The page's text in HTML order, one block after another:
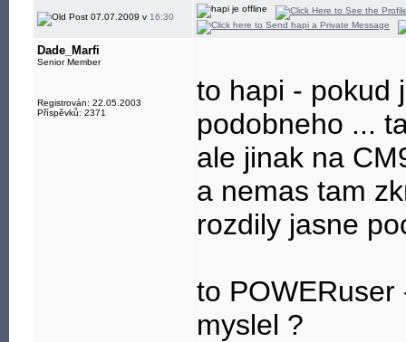
07.07.2009 v 16:30
Dade_Marfi
Senior Member
Registrován: 22.05.2003
Příspěvků: 2371
to hapi - pokud
podobneho ...
ale jinak na
a nemas tam
rozdily jasne
to
myslel ?